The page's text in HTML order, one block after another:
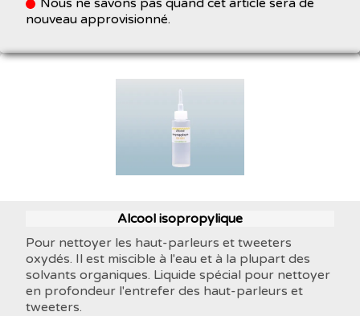
nouveau approvisionné.
Alcool isopropylique
Pour nettoyer les haut-parleurs et tweeters
oxydés. Il est miscible à l'eau et à la plupart des
solvants organiques. Liquide spécial pour nettoyer
en profondeur l'entrefer des haut-parleurs et
tweeters.